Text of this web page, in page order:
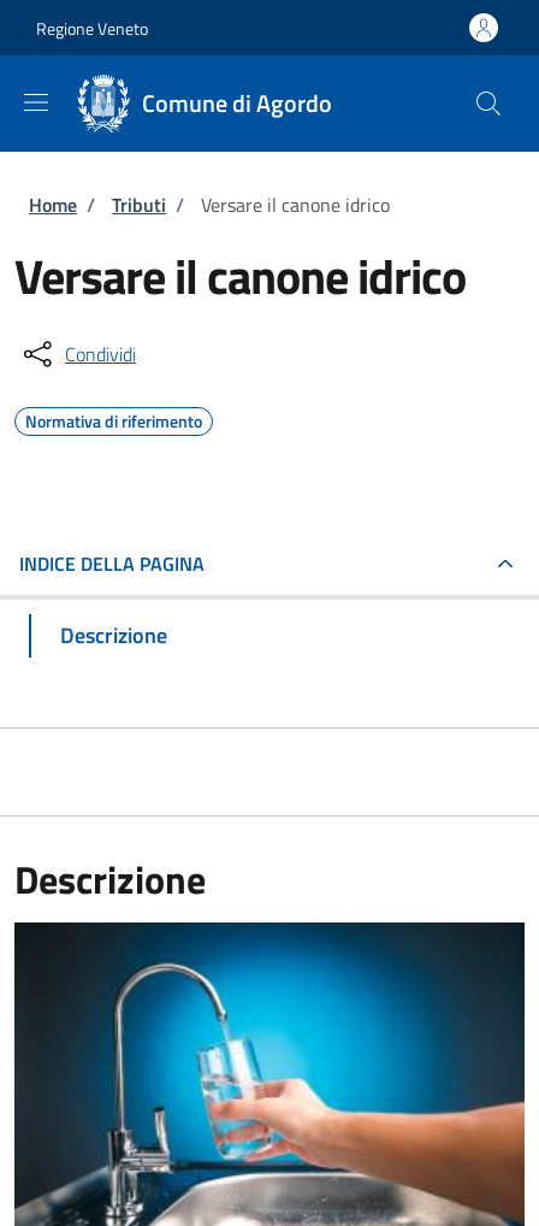
Regione Veneto
Comune di Agordo
Briciole di pane
Home / Tributi / Versare il canone idrico
Versare il canone idrico
Condividi
Normativa di riferimento
INDICE DELLA PAGINA
Descrizione
Descrizione